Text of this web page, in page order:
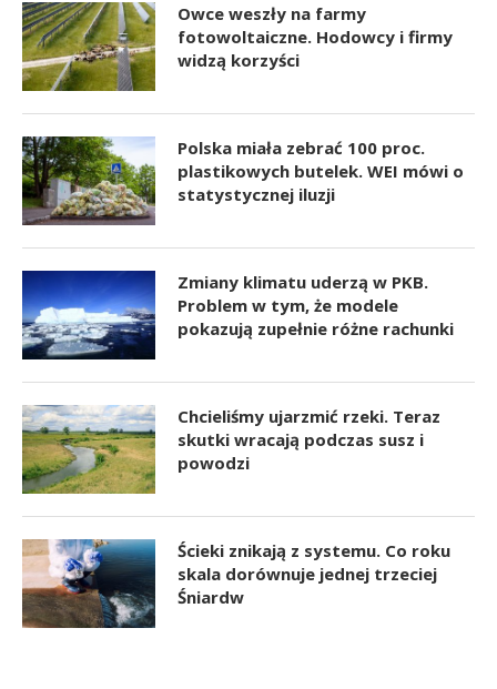
Owce weszły na farmy
fotowoltaiczne. Hodowcy i firmy
widzą korzyści
Polska miała zebrać 100 proc.
plastikowych butelek. WEI mówi o
statystycznej iluzji
Zmiany klimatu uderzą w PKB.
Problem w tym, że modele
pokazują zupełnie różne rachunki
Chcieliśmy ujarzmić rzeki. Teraz
skutki wracają podczas susz i
powodzi
Ścieki znikają z systemu. Co roku
skala dorównuje jednej trzeciej
Śniardw